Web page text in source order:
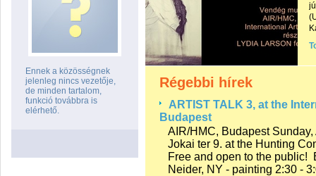
Ennek a közösségnek
jelenleg nincs vezetője,
de minden tartalom,
funkció továbbra is
elérhető.
Régebbi hírek
ARTIST TALK 3, at the
Budapest
AIR/HMC, Budapest
Jokai ter 9. at the Hunting
Free and open to the
Neider, NY - painting 2:30 -